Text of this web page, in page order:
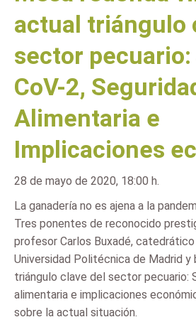
actual triángulo
sector pecuario:
CoV-2,
Alimentaria e
Implicaciones
28 de mayo de 2020, 18:00 h.
La ganadería no es ajena a la
Tres ponentes de reconocido
profesor Carlos Buxadé,
Universidad Politécnica de Madrid y
triángulo clave del sector pecuario:
alimentaria e implicaciones
sobre la actual situación.